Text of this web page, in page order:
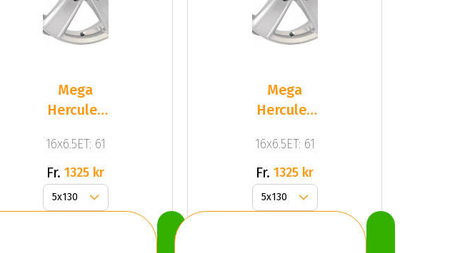
Mega
Hercules
16x6.5ET: 61
Fr. 1325 kr
Mega
Hercules
16x6.5ET: 61
Fr. 1325 kr